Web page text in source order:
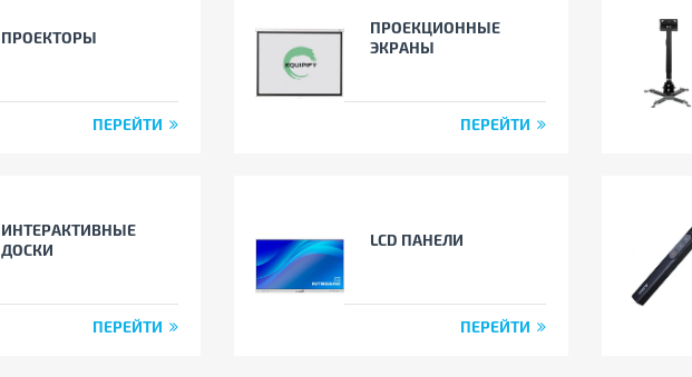
ПРОЕКТОРЫ
ПЕРЕЙТИ
ПРОЕКЦИОННЫЕ
ЭКРАНЫ
ПЕРЕЙТИ
ИНТЕРАКТИВНЫЕ
ДОСКИ
ПЕРЕЙТИ
LCD ПАНЕЛИ
ПЕРЕЙТИ